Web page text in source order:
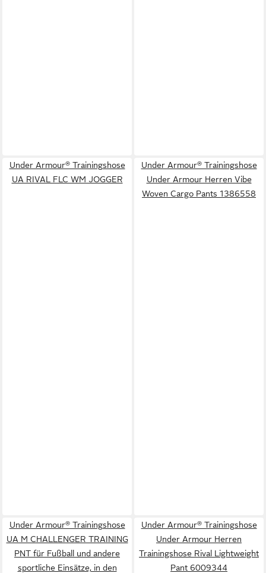
Under Armour® Trainingshose
UA RIVAL FLC WM JOGGER
Under Armour® Trainingshose
Under Armour Herren Vibe
Woven Cargo Pants 1386558
Under Armour® Trainingshose
UA M CHALLENGER TRAINING
PNT für Fußball und andere
sportliche Einsätze, in den
Under Armour® Trainingshose
Under Armour Herren
Trainingshose Rival Lightweight
Pant 6009344